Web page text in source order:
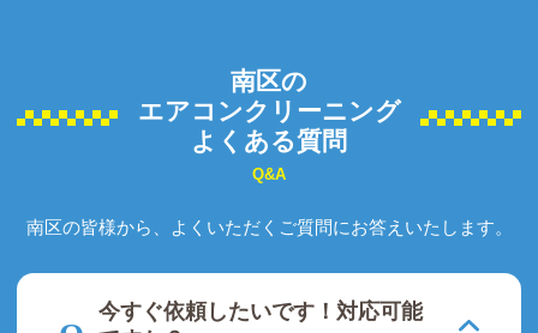
南区の
エアコンクリーニング
よくある質問
Q&A
南区の皆様から、よくいただくご質問にお答えいたします。
今すぐ依頼したいです！対応可能